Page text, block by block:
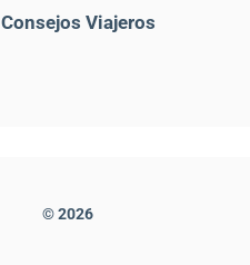
Consejos Viajeros
© 2026